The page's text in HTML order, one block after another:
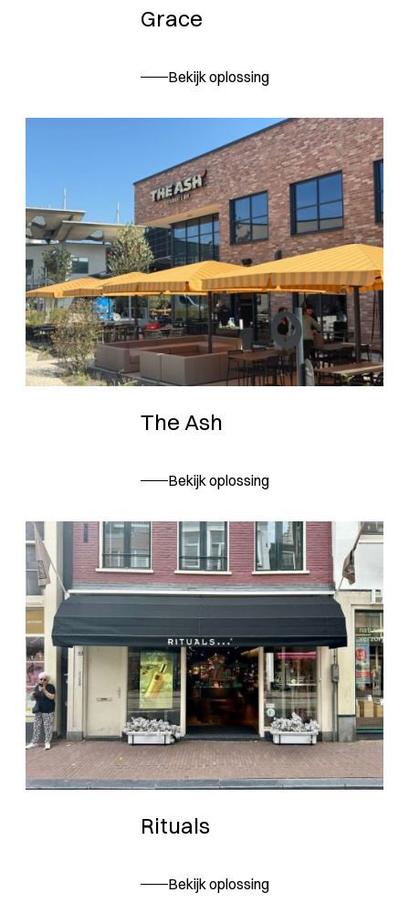
Grace
Bekijk oplossing
The Ash
Bekijk oplossing
Rituals
Bekijk oplossing